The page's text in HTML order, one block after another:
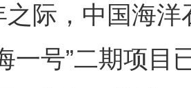
之际，中国海
一号”二期项目